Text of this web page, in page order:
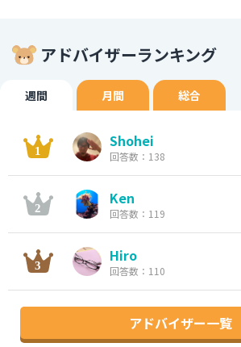
アドバイザーランキング
週間 月間 総合
Shohei
回答数：138
Ken
回答数：119
Hiro
回答数：110
アドバイザー一覧